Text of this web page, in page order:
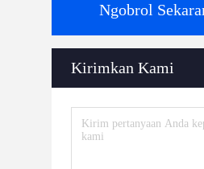
Ngobrol
Kirimkan Kami